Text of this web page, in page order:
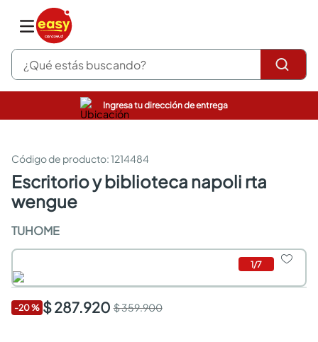
¿Qué estás buscando?
Ingresa tu dirección de entrega
:1214484
escritorio y biblioteca napoli rta
wengue
TUHOME
1/7
-20% $ 287.920 $ 359.900
pinturas
sanitarios
comedor
escritorio
armarios closet
comedores